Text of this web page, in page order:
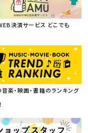
決済サービス どこでも
楽・映画・書籍のランキング